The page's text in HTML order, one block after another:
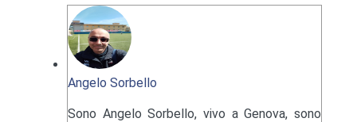
Angelo Sorbello
Sono Angelo Sorbello, vivo a Genova, sono